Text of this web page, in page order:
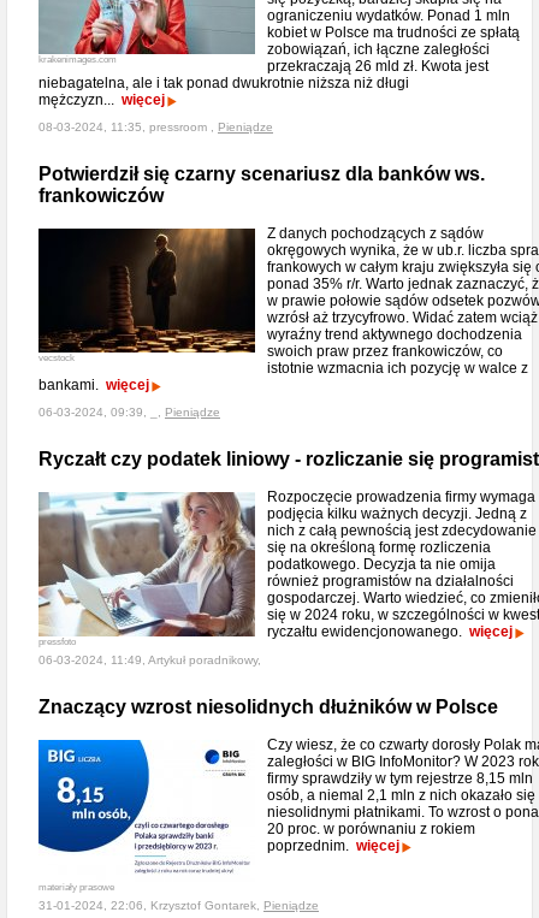
krakenimages.com
ograniczeniu wydatków. Ponad 1 mln
kobiet w Polsce ma trudności ze spłatą
zobowiązań, ich łączne zaległości
przekraczają 26 mld zł. Kwota jest
niebagatelna, ale i tak ponad dwukrotnie niższa niż długi
mężczyzn... więcej
08-03-2024, 11:35, pressroom , Pieniądze
Potwierdził się czarny scenariusz dla banków ws.
frankowiczów
vecstock
Z danych pochodzących z sądów
okręgowych wynika, że w ub.r. liczba
frankowych w całym kraju zwiększyła się
ponad 35% r/r. Warto jednak zaznaczyć,
w prawie połowie sądów odsetek
wzrósł aż trzycyfrowo. Widać zatem wciąż
wyraźny trend aktywnego dochodzenia
swoich praw przez frankowiczów, co
istotnie wzmacnia ich pozycję w walce z
bankami. więcej
06-03-2024, 09:39, _, Pieniądze
Ryczałt czy podatek liniowy - rozliczanie się
pressfoto
Rozpoczęcie prowadzenia firmy wymaga
podjęcia kilku ważnych decyzji. Jedną z
nich z całą pewnością jest zdecydowanie
się na określoną formę rozliczenia
podatkowego. Decyzja ta nie omija
również programistów na działalności
gospodarczej. Warto wiedzieć, co
się w 2024 roku, w szczególności w
ryczałtu ewidencjonowanego. więcej
06-03-2024, 11:49, Artykuł poradnikowy,
Znaczący wzrost niesolidnych dłużników w Polsce
materiały prasowe
Czy wiesz, że co czwarty dorosły Polak
zaległości w BIG InfoMonitor? W 2023
firmy sprawdziły w tym rejestrze 8,15 mln
osób, a niemal 2,1 mln z nich okazało się
niesolidnymi płatnikami. To wzrost o
20 proc. w porównaniu z rokiem
poprzednim. więcej
31-01-2024, 22:06, Krzysztof Gontarek, Pieniądze